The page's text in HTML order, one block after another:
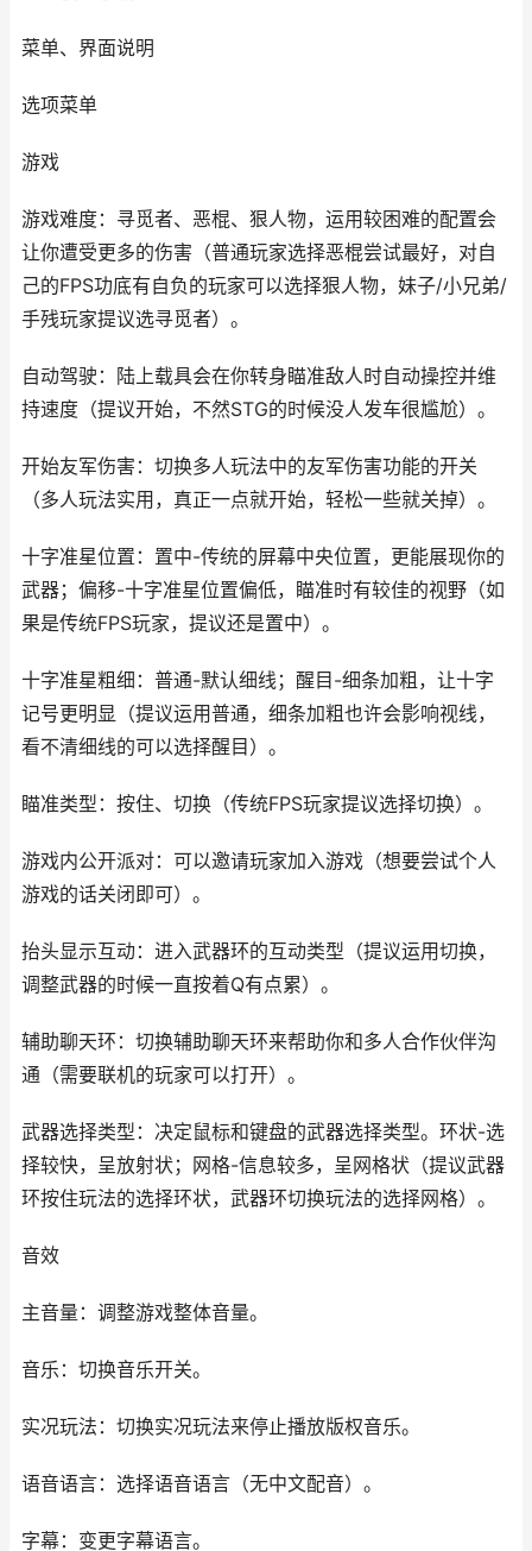
菜单、界面说明
选项菜单
游戏
游戏难度：寻觅者、恶棍、狠人物，运用较困难的配置会
让你遭受更多的伤害（普通玩家选择恶棍尝试最好，对自
己的FPS功底有自负的玩家可以选择狠人物，妹子/小兄弟/
手残玩家提议选寻觅者）。
自动驾驶：陆上载具会在你转身瞄准敌人时自动操控并维
持速度（提议开始，不然STG的时候没人发车很尴尬）。
开始友军伤害：切换多人玩法中的友军伤害功能的开关
（多人玩法实用，真正一点就开始，轻松一些就关掉）。
十字准星位置：置中-传统的屏幕中央位置，更能展现你的
武器；偏移-十字准星位置偏低，瞄准时有较佳的视野（如
果是传统FPS玩家，提议还是置中）。
十字准星粗细：普通-默认细线；醒目-细条加粗，让十字
记号更明显（提议运用普通，细条加粗也许会影响视线，
看不清细线的可以选择醒目）。
瞄准类型：按住、切换（传统FPS玩家提议选择切换）。
游戏内公开派对：可以邀请玩家加入游戏（想要尝试个人
游戏的话关闭即可）。
抬头显示互动：进入武器环的互动类型（提议运用切换，
调整武器的时候一直按着Q有点累）。
辅助聊天环：切换辅助聊天环来帮助你和多人合作伙伴沟
通（需要联机的玩家可以打开）。
武器选择类型：决定鼠标和键盘的武器选择类型。环状-选
择较快，呈放射状；网格-信息较多，呈网格状（提议武器
环按住玩法的选择环状，武器环切换玩法的选择网格）。
音效
主音量：调整游戏整体音量。
音乐：切换音乐开关。
实况玩法：切换实况玩法来停止播放版权音乐。
语音语言：选择语音语言（无中文配音）。
字幕：变更字幕语言。